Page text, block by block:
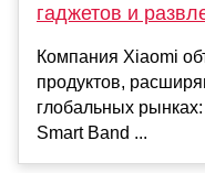
гаджетов и
Компания Xiaomi
продуктов,
глобальных
Smart Band ...